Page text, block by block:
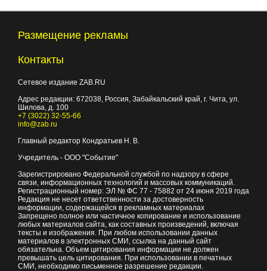
Размещение рекламы
Контакты
Сетевое издание ZAB.RU
Адрес редакции: 672038 , Россия, Забайкальский край, г. Чита ул.
Шилова, д. 100
+7 (3022) 32-55-66
info@zab.ru
Главный редактор Кондратьев Н. В.
Учредитель - ООО "Событие"
Зарегистрировано Федеральной службой по надзору в сфере
связи, информационных технологий и массовых коммуникаций.
Регистрационный номер: ЭЛ № ФС 77 - 75882 от 24 июня 2019 года
Редакция не несет ответственности за достоверность
информации, содержащейся в рекламных материалах
Запрещено полное или частичное копирование и использование
любых материалов сайта, как составных произведений, включая
тексты и изображения. При любом использовании данных
материалов в электронных СМИ, ссылка на данный сайт
обязательна. Объем цитирования информации не должен
превышать цель цитирования. При использовании в печатных
СМИ, необходимо письменное разрешение редакции.